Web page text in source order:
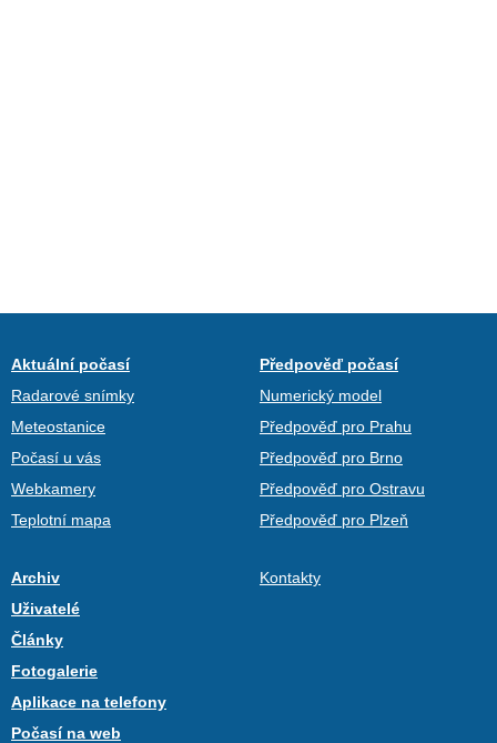
Aktuální počasí
Radarové snímky
Meteostanice
Počasí u vás
Webkamery
Teplotní mapa
Předpověď počasí
Numerický model
Předpověď pro Prahu
Předpověď pro Brno
Předpověď pro Ostravu
Předpověď pro Plzeň
Archiv
Uživatelé
Články
Fotogalerie
Aplikace na telefony
Počasí na web
Kontakty